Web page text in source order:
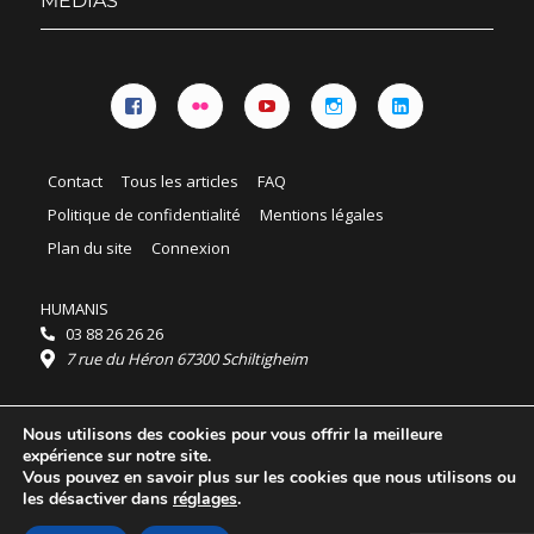
Contact Tous les articles
FAQ
Politique de confidentialité
Mentions légales
Plan du site
Connexion
HUMANIS
03 88 26 26 26
7 rue du Héron 67300 Schiltigheim
Horaires :
HUMANIS : du lundi au vendredi 9h - 18h
Ordidocaz : du lundi au vendredi 8h - 19h
© 2025 HUMANIS, tous droits réservés.
Licence Creative Commons Attribution 4.0
Nous utilisons des cookies pour vous offrir la meilleure
expérience sur notre site.
Vous pouvez en savoir plus sur les cookies que nous utilisons ou
les désactiver dans réglages.